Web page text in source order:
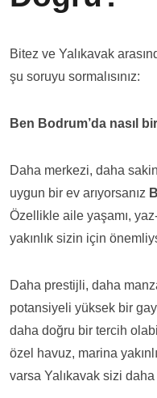
Bitez ve Yalıkavak
şu soruyu sormalısınız:
Ben Bodrum’da nasıl
Daha merkezi, daha
uygun bir ev arıyorsanız
Özellikle aile yaşamı,
yakınlık sizin için
Daha prestijli, daha
potansiyeli yüksek bir
daha doğru bir tercih
özel havuz, marina
varsa Yalıkavak sizi